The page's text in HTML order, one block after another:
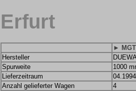
Erfurt
►
Hersteller
Spurweite
1000
Lieferzeitraum
Anzahl gelieferter Wagen
4